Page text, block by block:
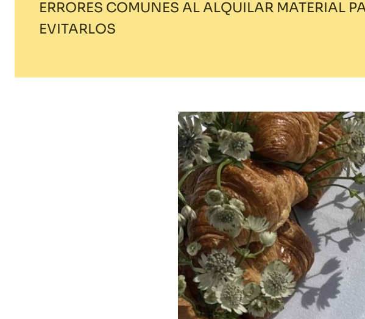
ERRORES COMUNES AL ALQUILAR MATERIAL
EVITARLOS